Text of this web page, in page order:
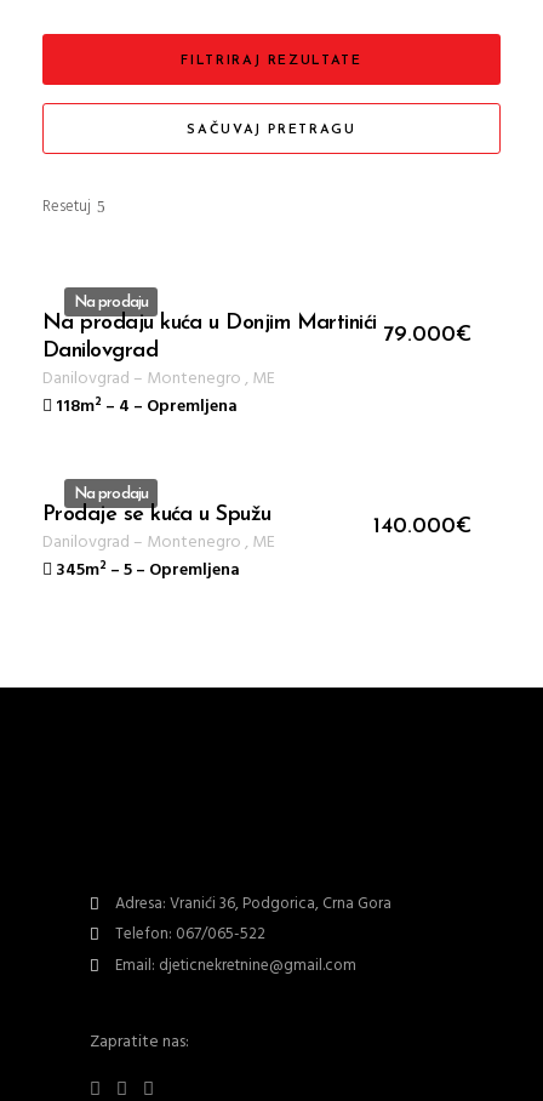
FILTRIRAJ REZULTATE
SAČUVAJ PRETRAGU
Resetuj
Na prodaju
ID 109 79.000€
Na prodaju kuća u Donjim Martinićima,
Danilovgrad
Danilovgrad – Montenegro, ME
118m² – 4 – Opremljena
Na prodaju
ID 90 140.000€
Prodaje se kuća u Spužu
Danilovgrad – Montenegro, ME
345m² –5– Opremljena
Adresa: Vranići 36, Podgorica, Crna Gora
Telefon: 067/065-522
Email: djeticnekretnine@gmail.com
Zapratite nas: